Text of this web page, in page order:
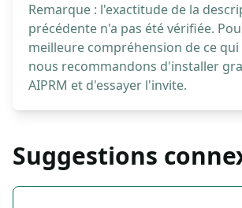
Remarque : l'exactitude de la
précédente n'a pas été vérifiée.
meilleure compréhension de ce qui
nous recommandons d'installer
AIPRM et d'essayer l'invite.
Suggestions